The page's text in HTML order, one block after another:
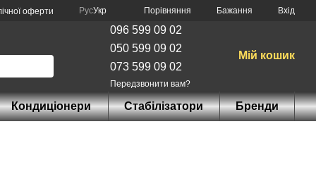
оферти РусУкр Порівняння Бажання Вхід
096 599 09 02
050 599 09 02
073 599 09 02
Передзвонити вам?
Мій кошик
Кондиціонери Стабілізатори Бренди